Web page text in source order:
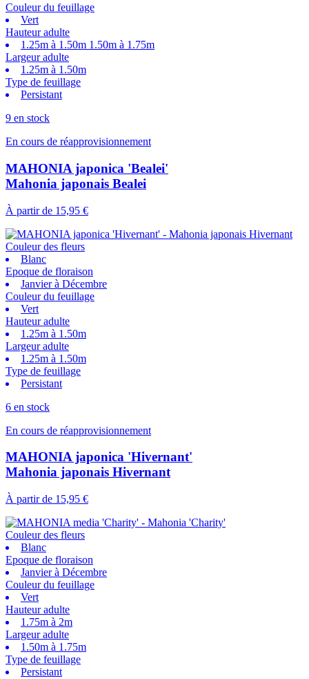
Couleur du feuillage
Vert
Hauteur adulte
1.25m à 1.50m 1.50m à 1.75m
Largeur adulte
1.25m à 1.50m
Type de feuillage
Persistant
9 en stock
En cours de réapprovisionnement
MAHONIA japonica 'Bealei'
Mahonia japonais Bealei
À partir de 15,95 €
Couleur des fleurs
Blanc
Epoque de floraison
Janvier à Décembre
Couleur du feuillage
Vert
Hauteur adulte
1.25m à 1.50m
Largeur adulte
1.25m à 1.50m
Type de feuillage
Persistant
6 en stock
En cours de réapprovisionnement
MAHONIA japonica 'Hivernant'
Mahonia japonais Hivernant
À partir de 15,95 €
Couleur des fleurs
Blanc
Epoque de floraison
Janvier à Décembre
Couleur du feuillage
Vert
Hauteur adulte
1.75m à 2m
Largeur adulte
1.50m à 1.75m
Type de feuillage
Persistant